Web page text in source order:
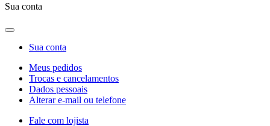
Sua conta
Sua conta
Meus pedidos
Trocas e cancelamentos
Dados pessoais
Alterar e-mail ou telefone
Fale com lojista